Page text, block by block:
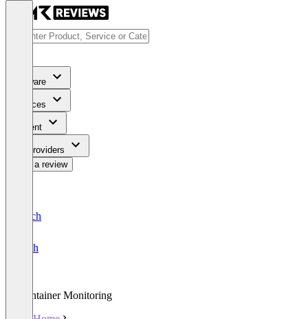
Software
Services
Content
For Providers
Write a review
Deutsch
English
Container Monitoring